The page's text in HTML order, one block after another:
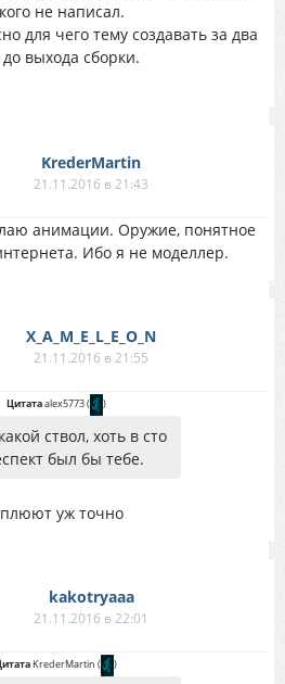
не написал.
для чего тему создавать за два
до выхода сборки.
KrederMartin
21.11.2016 в 21:43
анимации. Оружие, понятное
Ибо я не моделлер.
X_A_M_E_L_E_O_N
21.11.2016 в 21:55
Цитатаalex5773( )
ствол, хоть в сто
был бы тебе.
уж точно
kakotryaaa
21.11.2016 в 22:01
KrederMartin ( )